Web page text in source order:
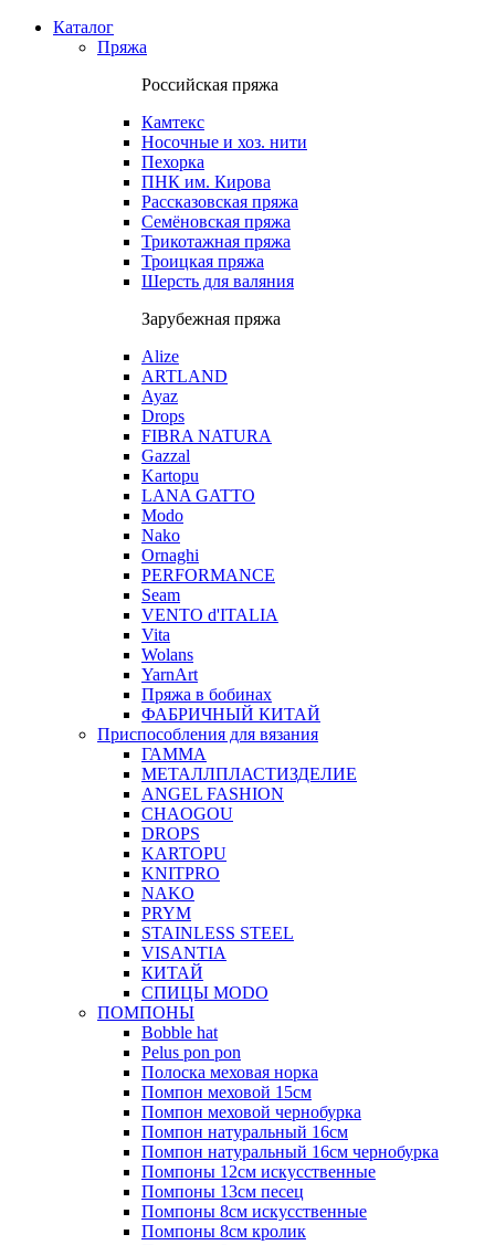
Каталог
Пряжа
Российская пряжа
Камтекс
Носочные и хоз. нити
Пехорка
ПНК им. Кирова
Рассказовская пряжа
Семёновская пряжа
Трикотажная пряжа
Троицкая пряжа
Шерсть для валяния
Зарубежная пряжа
Alize
ARTLAND
Ayaz
Drops
FIBRA NATURA
Gazzal
Kartopu
LANA GATTO
Modo
Nako
Ornaghi
PERFORMANCE
Seam
VENTO d'ITALIA
Vita
Wolans
YarnArt
Пряжа в бобинах
ФАБРИЧНЫЙ КИТАЙ
Приспособления для вязания
ГАММА
МЕТАЛЛПЛАСТИЗДЕЛИЕ
ANGEL FASHION
CHAOGOU
DROPS
KARTOPU
KNITPRO
NAKO
PRYM
STAINLESS STEEL
VISANTIA
КИТАЙ
СПИЦЫ MODO
ПОМПОНЫ
Bobble hat
Pelus pon pon
Полоска меховая норка
Помпон меховой 15см
Помпон меховой чернобурка
Помпон натуральный 16см
Помпон натуральный 16см чернобурка
Помпоны 12см искусственные
Помпоны 13см песец
Помпоны 8см искусственные
Помпоны 8см кролик